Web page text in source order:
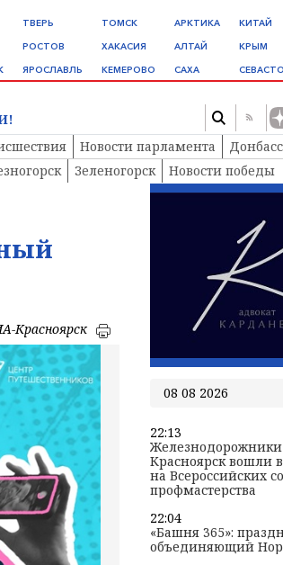
ТВЕРЬ
РОСТОВ
ЯРОСЛАВЛЬ
ТОМСК
ХАКАСИЯ
КЕМЕРОВО
АРКТИКА
АЛТАЙ
САХА
КИТАЙ
КРЫМ
Новости парламента Донбасс
Зеленогорск
Новости победы
Красноярск
08 08 2026
22:13
Красноярск вошли
на Всероссийских
профмастерства
22:04
«Башня 365»:
объединяющий